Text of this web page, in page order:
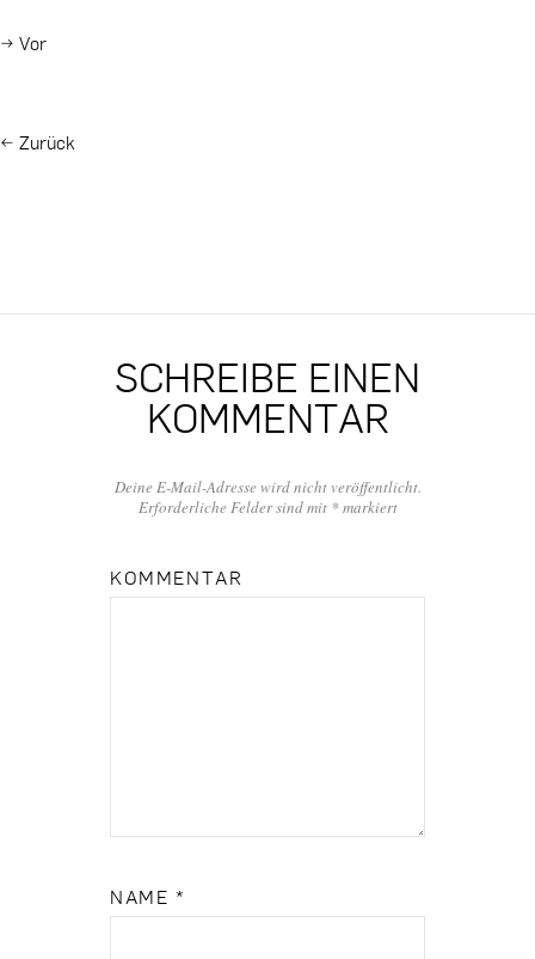
→ Vor
← Zurück
SCHREIBE EINEN
KOMMENTAR
Deine E-Mail-Adresse wird nicht veröffentlicht.
Erforderliche Felder sind mit *markiert
KOMMENTAR
NAME *